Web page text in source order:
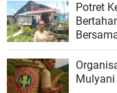
Potret
Mulyani